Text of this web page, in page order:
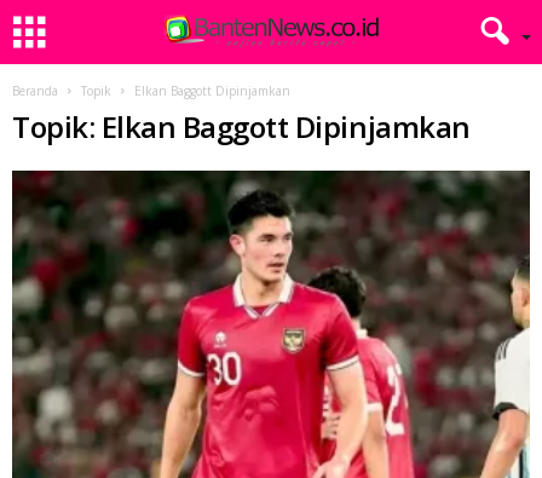
Beranda Topik Elkan Baggott Dipinjamkan
Topik: Elkan Baggott Dipinjamkan